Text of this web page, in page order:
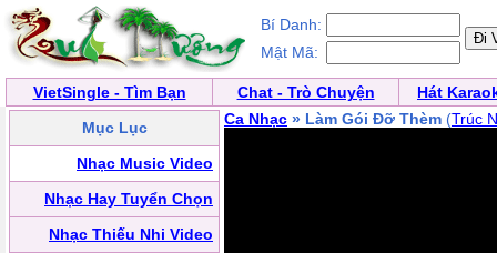
Bí Danh:
Mật Mã:
VietSingle - Tìm Bạn Chat - Trò Chuyện
Hát
Mục Lục
Nhạc Music Video
Nhạc Hay Tuyển Chọn
Nhạc Thiếu Nhi Video
Ca Nhạc » Làm Gói Đỡ Thèm (Trúc